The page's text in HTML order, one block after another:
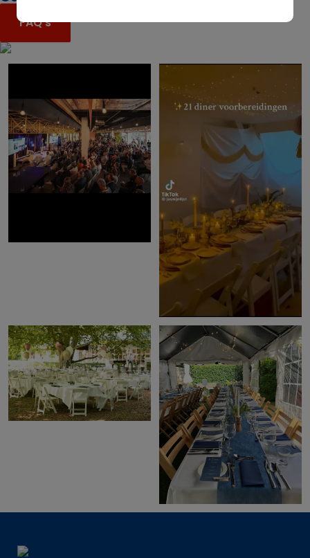
FAQ's